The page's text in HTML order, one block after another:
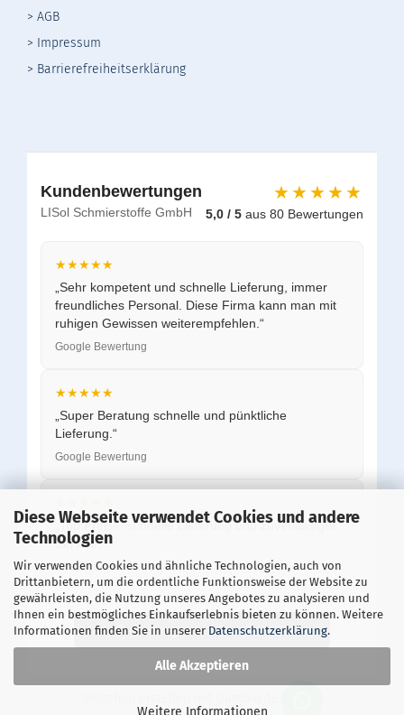
Diese Webseite verwendet Cookies und andere
Technologien
Wir verwenden Cookies und ähnliche Technologien, auch von
Drittanbietern, um die ordentliche Funktionsweise der Website zu
gewährleisten, die Nutzung unseres Angebotes zu analysieren und
Ihnen ein bestmögliches Einkaufserlebnis bieten zu können. Weitere
Informationen finden Sie in unserer Datenschutzerklärung.
Alle Akzeptieren
Weitere Informationen
> AGB
> Impressum
> Barrierefreiheitserklärung
Kundenbewertungen
LISol Schmierstoffe GmbH
★★★★★
5,0 / 5 aus 80 Bewertungen
★★★★★
„Sehr kompetent und schnelle Lieferung, immer
freundliches Personal. Diese Firma kann man mit
ruhigen Gewissen weiterempfehlen.“
Google Bewertung
★★★★★
„Super Beratung schnelle und pünktliche
Lieferung.“
Google Bewertung
„Top Preise, schnelle Lieferung und zuverlässiger
Service.“
Google Bewertung
Alle Bewertungen auf Google ansehen